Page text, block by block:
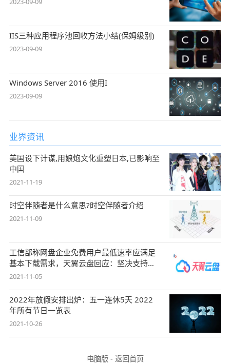
IIS三种应用程序池回收方法小结(保姆级别)
2023-09-09
Windows Server 2016 使用I
2023-09-09
业界资讯
美国设下计谋,用娘炮文化重塑日本,已影响至
中国
2021-11-19
时空伴随者是什么意思?时空伴随者介绍
2021-11-09
工信部称网盘企业免费用户最低速率应满足
基本下载需求，天翼云盘回应：坚决支持，
始终
2021-11-05
2022年放假安排出炉：五一连休5天 2022
年所有节日一览表
2021-10-26
电脑版- 返回首页